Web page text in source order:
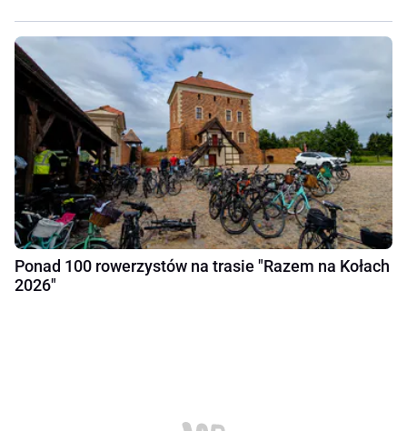
Ponad 100 rowerzystów na trasie "Razem na Kołach
2026"